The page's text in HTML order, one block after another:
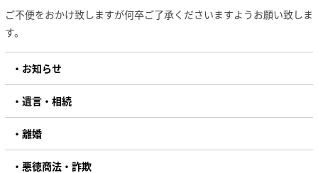
ご不便をおかけ致しますが何卒ご了承くださいますようお願い致しま
す。
お知らせ
遺言・相続
離婚
悪徳商法・詐欺